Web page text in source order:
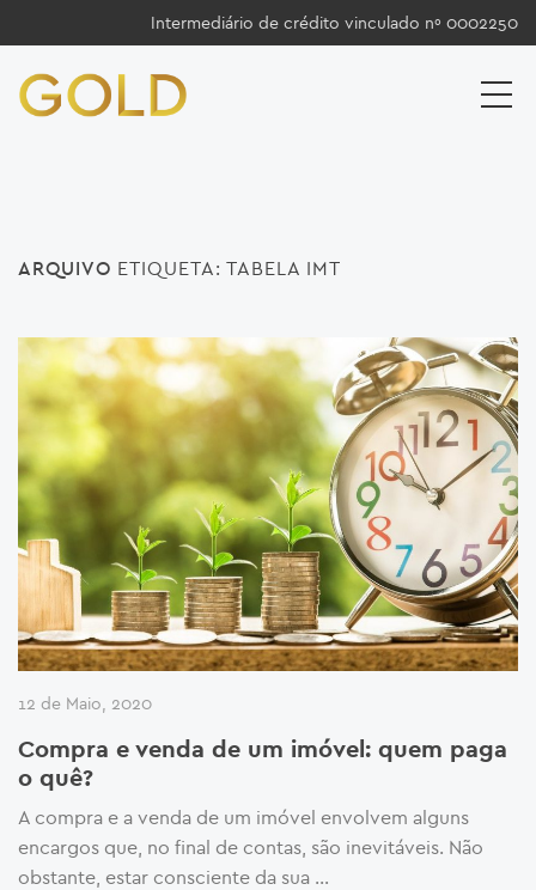
Intermediário de crédito vinculado nº 0002250
ARQUIVO ETIQUETA: TABELA IMT
12 de Maio, 2020
Compra e venda de um imóvel: quem paga
o quê?
A compra e a venda de um imóvel envolvem alguns
encargos que, no final de contas, são inevitáveis. Não
obstante, estar consciente da sua …